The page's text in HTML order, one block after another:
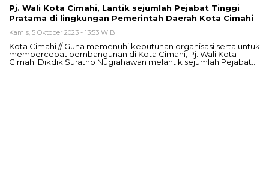
Pj. Wali Kota Cimahi, Lantik sejumlah Pejabat Tinggi
Pratama di lingkungan Pemerintah Daerah Kota Cimahi
Kamis, 5 Oktober 2023 - 13:53 WIB
Kota Cimahi // Guna memenuhi kebutuhan organisasi serta untuk
mempercepat pembangunan di Kota Cimahi, Pj. Wali Kota
Cimahi Dikdik Suratno Nugrahawan melantik sejumlah Pejabat…